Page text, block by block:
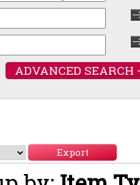
ADVANCED SEARCH